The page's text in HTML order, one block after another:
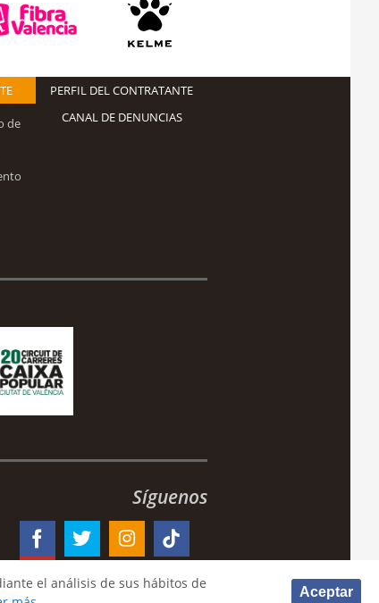
de
PERFIL DEL CONTRATANTE
CANAL DE DENUNCIAS
Síguenos
el análisis de sus hábitos de
Aceptar